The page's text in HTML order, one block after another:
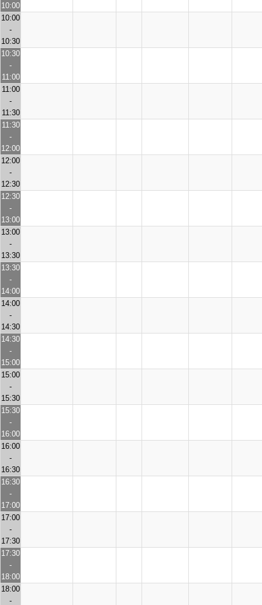
10:00
10:00
-
10:30
10:30
-
11:00
11:00
-
11:30
11:30
-
12:00
12:00
-
12:30
12:30
-
13:00
13:00
-
13:30
13:30
-
14:00
14:00
-
14:30
14:30
-
15:00
15:00
-
15:30
15:30
-
16:00
16:00
-
16:30
16:30
-
17:00
17:00
-
17:30
17:30
-
18:00
18:00
-